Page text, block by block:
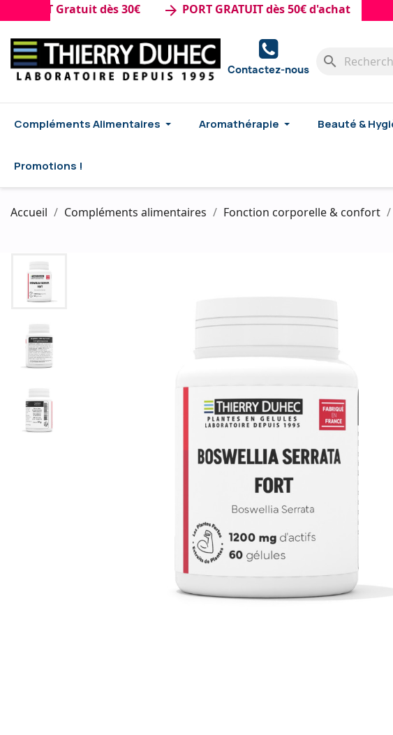
Gratuit dès 30€ arrow_forward PORT GRATUIT dès 50€ d'achat
Contactez-nous search
Compléments Alimentaires Aromathérapie Beauté &
Promotions !
Accueil Compléments alimentaires Fonction corporelle & confort